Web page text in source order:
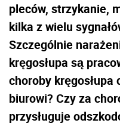
pleców, strzykanie,
kilka z wielu
Szczególnie
kręgosłupa są
choroby
biurowi? Czy za
przysługuje